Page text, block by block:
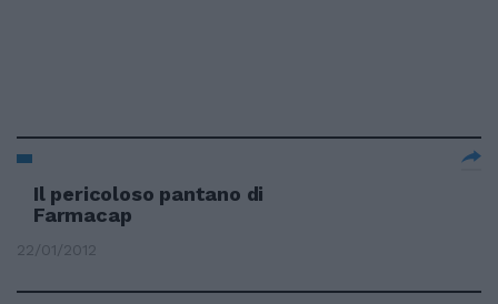
Il pericoloso pantano di
Farmacap
22/01/2012